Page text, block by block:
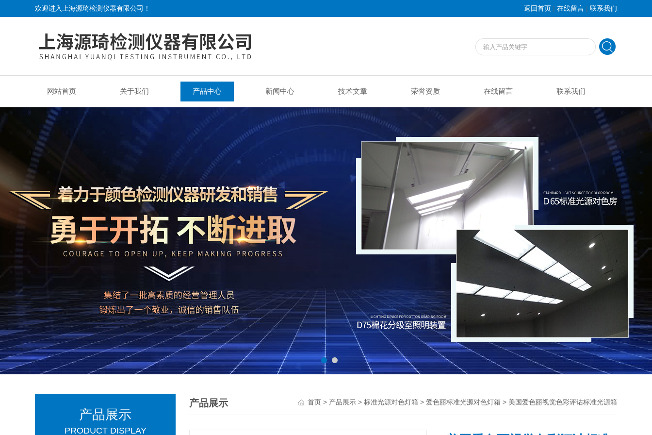
欢迎进入上海源琦检测仪器有限公司！ 返回首页 | 在线留言 | 联系我们
网站首页 关于我们 产品中心 新闻中心 技术文章 荣誉资质 在线留言 联系我们
产品展示
PRODUCT DISPLAY
产品展示 首页 > 产品展示 > 标准光源对色灯箱 > 爱色丽标准光源对色灯箱 > 美国爱色丽视觉色彩评诂标准光源箱